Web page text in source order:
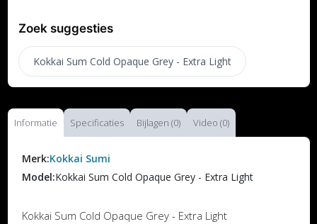
Zoek suggesties
Kokkai Sum Cold Opaque Grey - Extra Light
Informatie Specificaties Bijlagen (0) Video (0)
Merk:Kokkai Sumi
Model:Kokkai Sum Cold Opaque Grey - Extra Light
Kokkai Sum Cold Opaque Grey - Extra Light